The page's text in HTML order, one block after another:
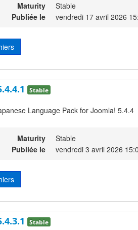
Maturity
Stable
Publiée le
vendredi 17 avril 2026
Stable
Language Pack for Joomla! 5.4.4
Maturity
Stable
Publiée le
vendredi 3 avril 2026
Stable